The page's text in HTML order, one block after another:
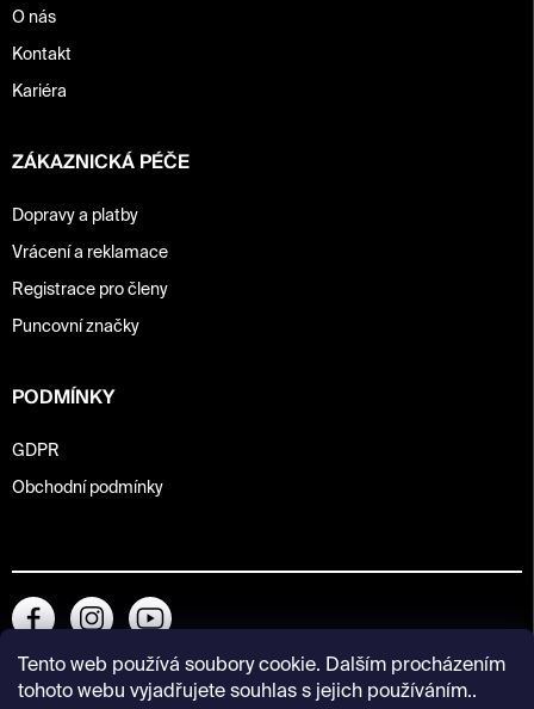
Tento web používá soubory cookie. Dalším procházením
tohoto webu vyjadřujete souhlas s jejich používáním..
O nás
Kontakt
Kariéra
ZÁKAZNICKÁ PÉČE
Dopravy a platby
Vrácení a reklamace
Registrace pro členy
Puncovní značky
PODMÍNKY
GDPR
Obchodní podmínky